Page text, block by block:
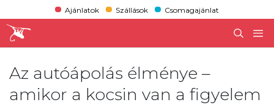
Ajánlatok Szállások Csomagajánlat
Az autóápolás élménye –
amikor a kocsin van a figyelem